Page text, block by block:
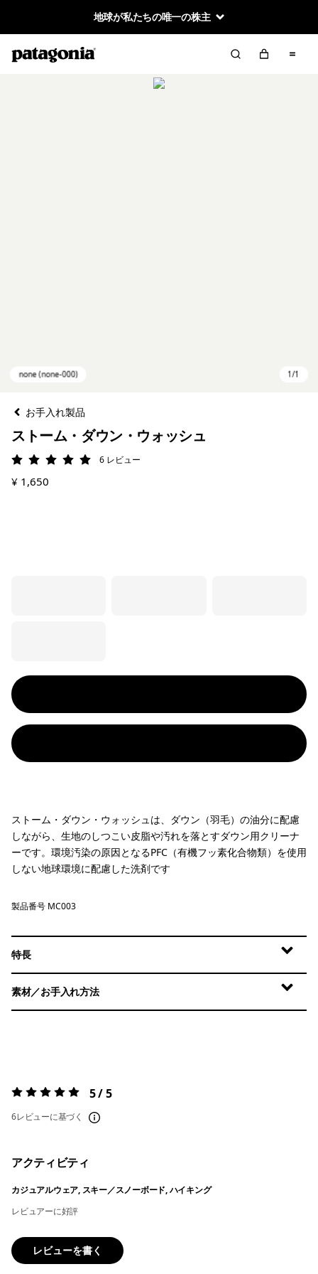
地球が私たちの唯一の株主
お手入れ製品
ストーム・ダウン・ウォッシュ
評価: 5 / 5 6 レビュー
¥ 1,650
ストーム・ダウン・ウォッシュは、ダウン（羽毛）の油分に配慮
しながら、生地のしつこい皮脂や汚れを落とすダウン用クリーナ
ーです。環境汚染の原因となるPFC（有機フッ素化合物類）を使用
しない地球環境に配慮した洗剤です
製品番号 MC003
特長
素材／お手入れ方法
評価:5 / 5 5 / 5
6レビューに基づく
アクティビティ
カジュアルウェア, スキー／スノーボード, ハイキング
レビュアーに好評
レビューを書く